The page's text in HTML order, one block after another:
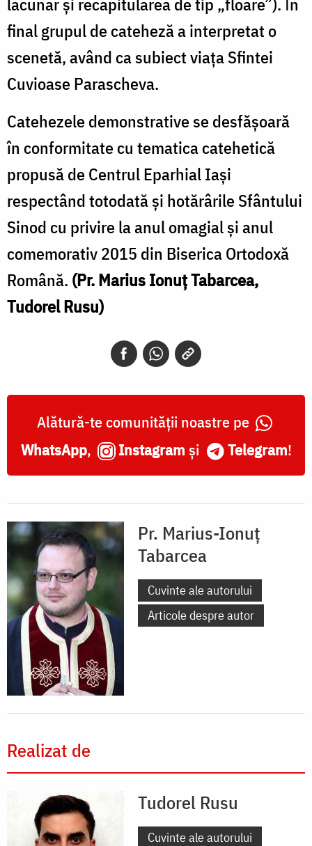
final grupul de cateheză a interpretat o
scenetă, având ca subiect viaţa Sfintei
Cuvioase Parascheva.
Catehezele demonstrative se desfăşoară
în conformitate cu tematica catehetică
propusă de Centrul Eparhial Iaşi
respectând totodată şi hotărârile Sfântului
Sinod cu privire la anul omagial şi anul
comemorativ 2015 din Biserica Ortodoxă
Română. (Pr. Marius Ionuţ Tabarcea,
Tudorel Rusu)
Alătură-te comunității noastre pe
WhatsApp, Instagram și Telegram!
Pr. Marius-Ionuț
Tabarcea
Cuvinte ale autorului
Articole despre autor
Realizat de
Tudorel Rusu
Cuvinte ale autorului